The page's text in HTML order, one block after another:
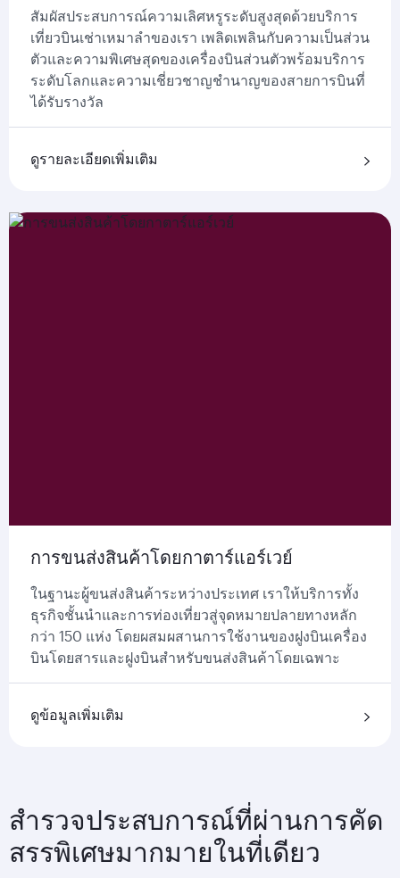
สัมผัสประสบการณ์ความเลิศหรูระดับสูงสุดด้วยบริการ
เที่ยวบินเช่าเหมาลำของเรา เพลิดเพลินกับความเป็นส่วน
ตัวและความพิเศษสุดของเครื่องบินส่วนตัวพร้อมบริการ
ระดับโลกและความเชี่ยวชาญชำนาญของสายการบินที่
ได้รับรางวัล
ดูรายละเอียดเพิ่มเติม
การขนส่งสินค้าโดยกาตาร์แอร์เวย์
ในฐานะผู้ขนส่งสินค้าระหว่างประเทศ เราให้บริการทั้ง
ธุรกิจชั้นนำและการท่องเที่ยวสู่จุดหมายปลายทางหลัก
กว่า 150 แห่ง โดยผสมผสานการใช้งานของฝูงบินเครื่อง
บินโดยสารและฝูงบินสำหรับขนส่งสินค้าโดยเฉพาะ
ดูข้อมูลเพิ่มเติม
สำรวจประสบการณ์ที่ผ่านการคัด
สรรพิเศษมากมายในที่เดียว